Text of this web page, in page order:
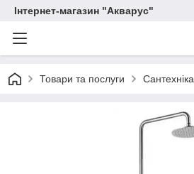
Інтернет-магазин "Акварус"
Товари та послуги Сантехніка